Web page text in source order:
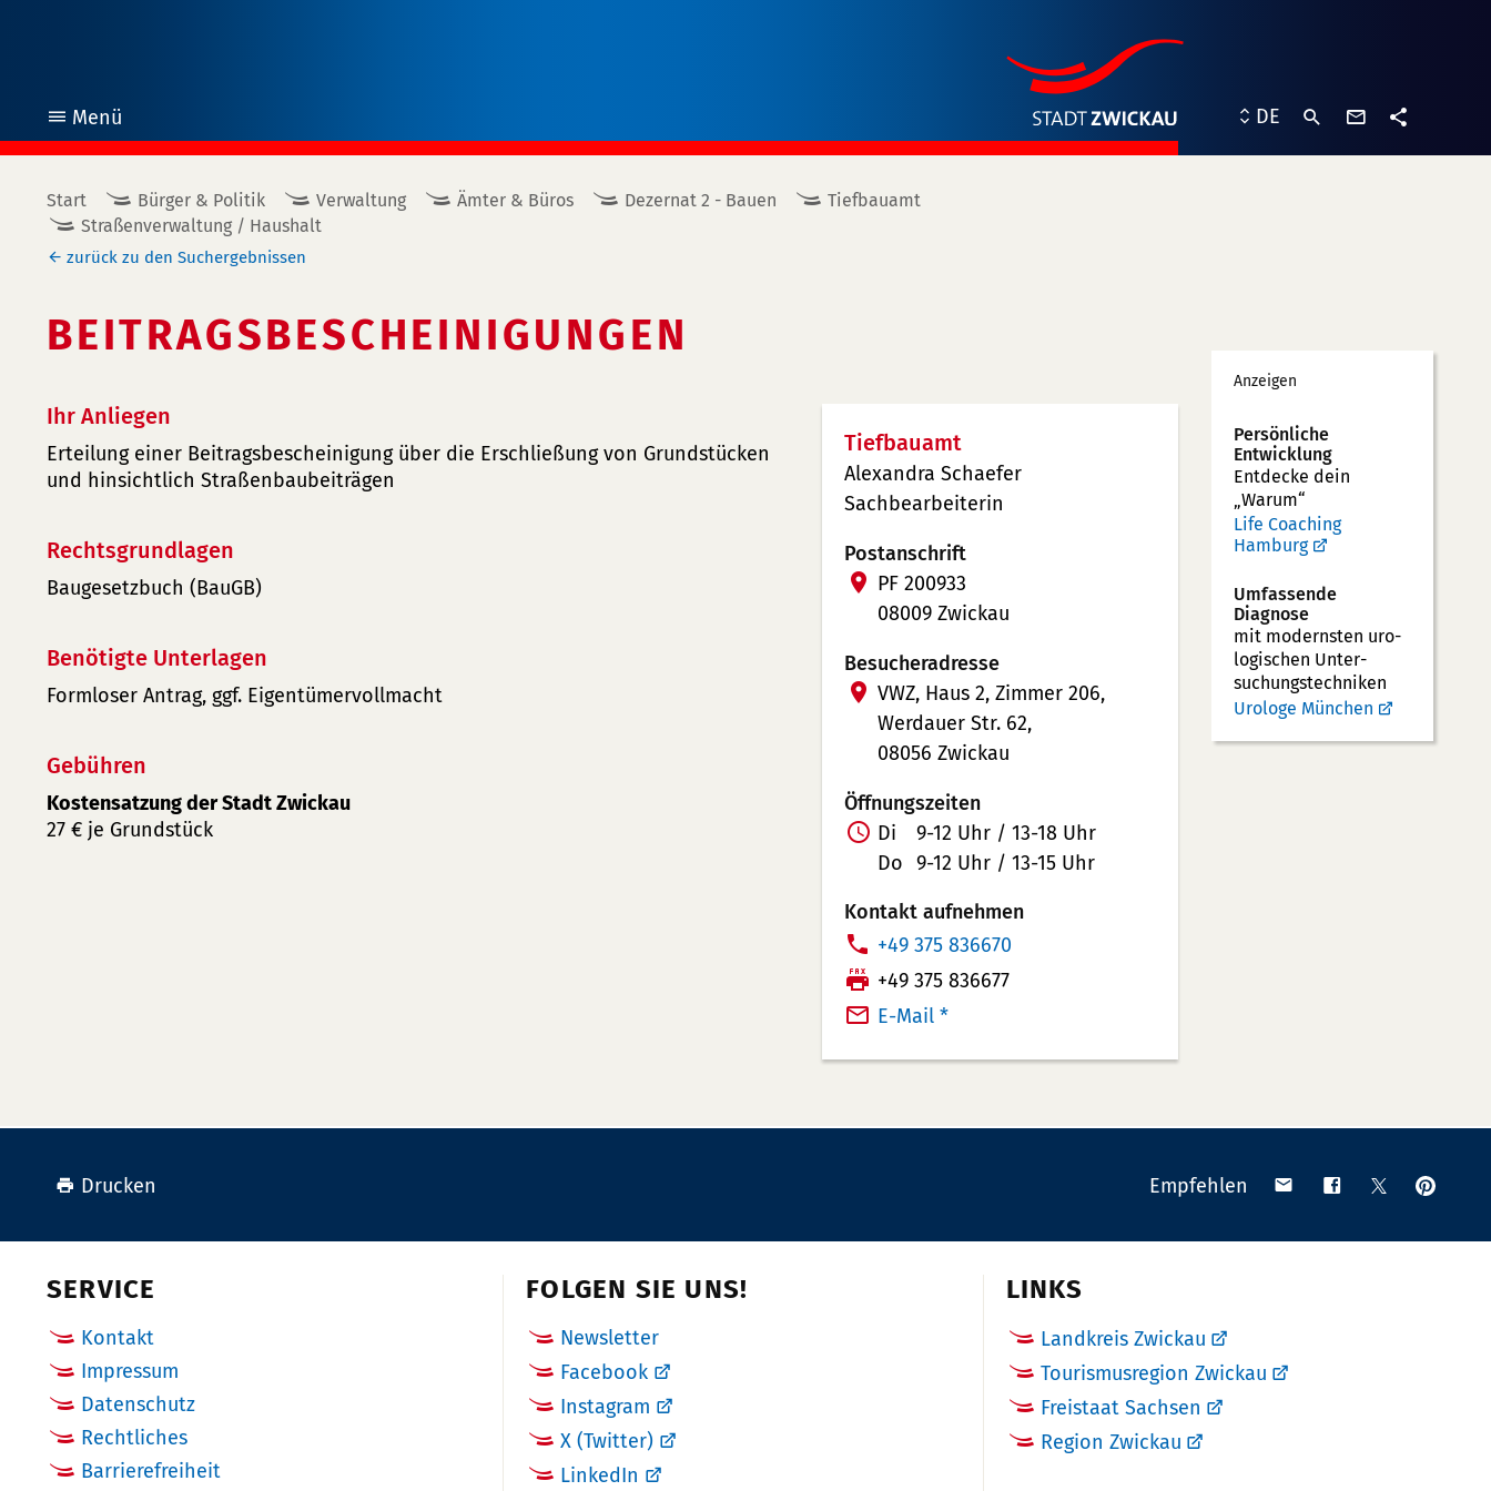
Menü
öffnen
DE
Start Bürger & Politik Verwaltung Ämter & Büros Dezernat 2 - Bauen
Tiefbauamt
Straßenverwaltung / Haushalt
zurück zu den Suchergebnissen
BEITRAGSBESCHEINIGUNGEN
Ihr Anliegen
Erteilung einer Beitragsbescheinigung über die Erschließung von Grundstücken
und hinsichtlich Straßenbaubeiträgen
Rechtsgrundlagen
Baugesetzbuch (BauGB)
Benötigte Unterlagen
Formloser Antrag, ggf. Eigentümervollmacht
Gebühren
Kostensatzung der Stadt Zwickau
27 € je Grundstück
Tiefbauamt
Alexandra Schaefer
Sachbearbeiterin
Postanschrift
PF 200933
08009 Zwickau
Besucheradresse
VWZ, Haus 2, Zimmer 206,
Werdauer Str. 62,
08056 Zwickau
Öffnungszeiten
Di
9-12 Uhr / 13-18 Uhr
Do 9-12 Uhr / 13-15 Uhr
Kontakt aufnehmen
T
e
l
f
n
m
+49 375 836670
F
a
+49 375 836677
E-Mail *
Werbung
Anzeigen
Persönliche
Entwicklung
Entdecke dein
„Warum“
Life Coaching
Hamburg
Umfassende
Diagnose
mit modernsten uro­
logischen Unter­
suchungs­techniken
Urologe München
Drucken Empfehlen
Teilen Teilen Teilen
SERVICE
Kontakt
Impressum
Datenschutz
Rechtliches
Barrierefreiheit
FOLGEN SIE UNS!
Newsletter
Facebook
Instagram
X (Twitter)
LinkedIn
LINKS
Landkreis Zwickau
Tourismusregion Zwickau
Freistaat Sachsen
Region Zwickau